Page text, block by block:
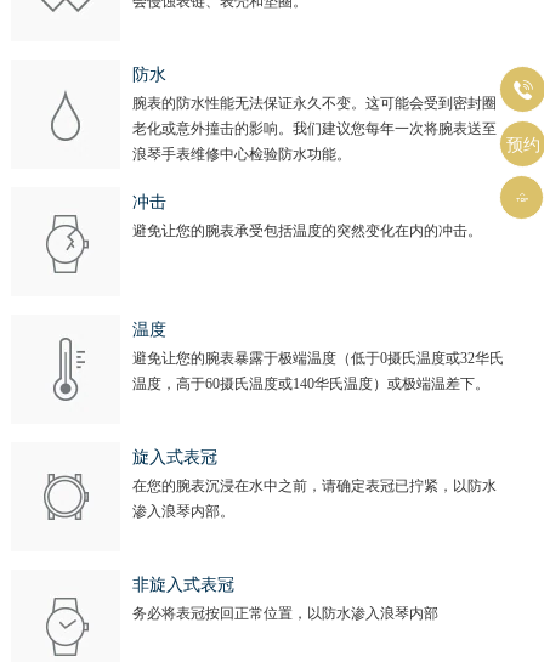
防水
腕表的防水性能无法保证永久不变。这可能会受到密封圈
老化或意外撞击的影响。我们建议您每年一次将腕表送至
浪琴手表维修中心检验防水功能。
冲击
避免让您的腕表承受包括温度的突然变化在内的冲击。
温度
避免让您的腕表暴露于极端温度（低于0摄氏温度或32华氏
温度，高于60摄氏温度或140华氏温度）或极端温差下。
旋入式表冠
在您的腕表沉浸在水中之前，请确定表冠已拧紧，以防水
渗入浪琴内部。
非旋入式表冠
务必将表冠按回正常位置，以防水渗入浪琴内部

预约
